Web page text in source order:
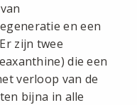
en een
zijn twee
die een
verloop van de
bijna in alle